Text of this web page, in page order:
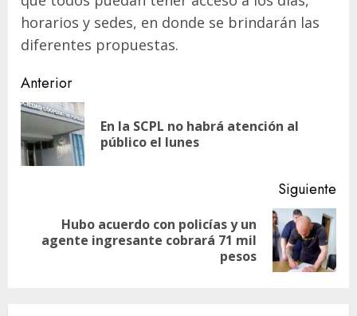
horarios y sedes, en donde se brindarán las
diferentes propuestas.
Navegación
de
entradas
Anterior
En la SCPL no habrá atención al
público el lunes
Siguiente
Siguiente
Hubo acuerdo con policías y un
agente ingresante cobrará 71 mil
pesos